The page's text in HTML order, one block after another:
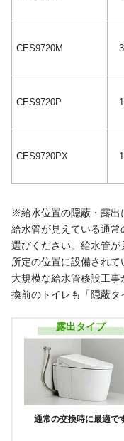
CES9720M
CES9720P
CES9720PX
※給水位置の隠蔽・露出
給水管が見えている通
選びください。給水管
所定の位置に設備され
大規模な給水管移設工
換前のトイレも「隠蔽タ
露出タイプ
通常の交換時に最適で